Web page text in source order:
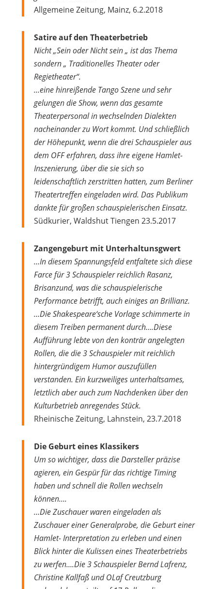
Allgemeine Zeitung, Mainz, 6.2.2018
Satire auf den Theaterbetrieb
Nicht „Sein oder Nicht sein „ ist das Thema
sondern „ Traditionelles Theater oder
Regietheater“.
…eine hinreißende Tango Szene und sehr
gelungen die Show, wenn das gesamte
Theaterpersonal in wechselnden Dialekten
nacheinander zu Wort kommt. Und schließlich
der Höhepunkt, wenn die drei Schauspieler aus
dem OFF erfahren, dass ihre eigene Hamlet-
Inszenierung, über die sie sich so
leidenschaftlich zerstritten hatten, zum Berliner
Theatertreffen eingeladen wird. Das Publikum
dankte für großen schauspielerischen Einsatz.
Südkurier, Waldshut Tiengen 23.5.2017
Zangengeburt mit Unterhaltunsgwert
…In diesem Spannungsfeld entfaltete sich diese
Farce für 3 Schauspieler reichlich Rasanz,
Brisanzund, was die schauspielerische
Performance betrifft, auch einiges an Brillianz.
…Die Shakespeare‘sche Vorlage schimmerte in
diesem Treiben permanent durch….Diese
Aufführung lebte von den konträr angelegten
Rollen, die die 3 Schauspieler mit reichlich
hintergründigem Humor auszufüllen
verstanden. Ein kurzweiliges unterhaltsames,
letztlich aber auch zum Nachdenken über den
Kulturbetrieb anregendes Stück.
Rheinische Zeitung, Lahnstein, 23.7.2018
Die Geburt eines Klassikers
Um so wichtiger, dass die Darsteller präzise
agieren, ein Gespür für das richtige Timing
haben und schnell die Rollen wechseln
können….
…Die Zuschauer waren eingeladen als
Zuschauer einer Generalprobe, die Geburt einer
Hamlet- Interpretation zu erleben und einen
Blick hinter die Kulissen eines Theaterbetriebs
zu werfen….Die 3 Schauspieler Bernd Lafrenz,
Christine Kallfaß und OLaf Creutzburg